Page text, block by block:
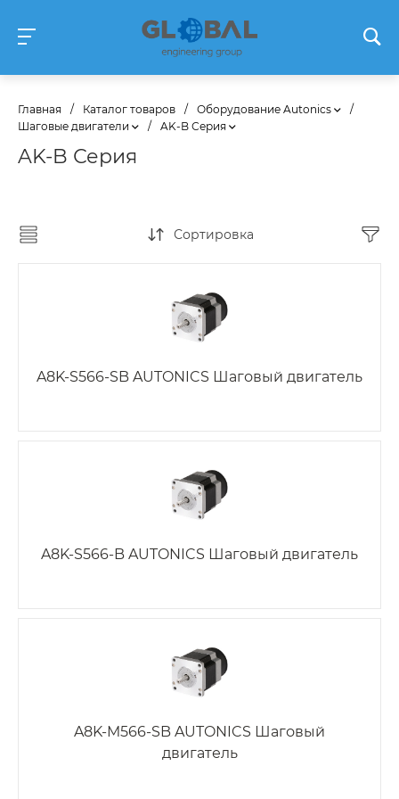
Главная / Каталог товаров / Оборудование Autonics
/
Шаговые двигатели
/ AK-B Серия
AK-B Серия
Сортировка
A8K-S566-SB AUTONICS Шаговый двигатель
A8K-S566-B AUTONICS Шаговый двигатель
A8K-M566-SB AUTONICS Шаговый
двигатель